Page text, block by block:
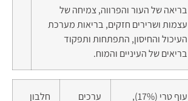
בריאה של העור והפרווה, צמיחה של
עצמות ושרירים חזקים, בריאות מערכת
העיכול והחיסון, התפתחות ותפקוד
בריאים של העיניים והמוח.
בשר עוף טרי (17%),
ערכים
חלבון